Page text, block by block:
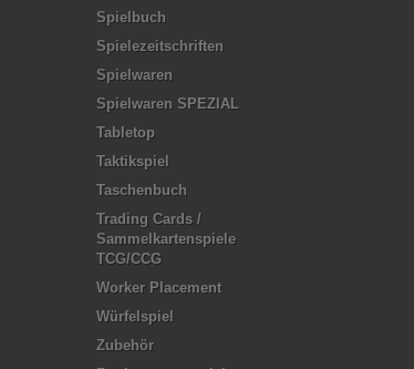
Spielbuch
Spielezeitschriften
Spielwaren
Spielwaren SPEZIAL
Tabletop
Taktikspiel
Taschenbuch
Trading Cards /
Sammelkartenspiele
TCG/CCG
Worker Placement
Würfelspiel
Zubehör